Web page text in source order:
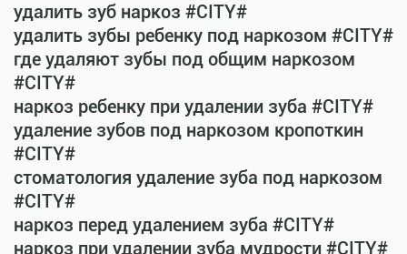
удалить зуб наркоз #CITY#
удалить зубы ребенку под наркозом #CITY#
где удаляют зубы под общим наркозом
#CITY#
наркоз ребенку при удалении зуба #CITY#
удаление зубов под наркозом кропоткин
#CITY#
стоматология удаление зуба под наркозом
#CITY#
наркоз перед удалением зуба #CITY#
наркоз при удалении зуба мудрости #CITY#